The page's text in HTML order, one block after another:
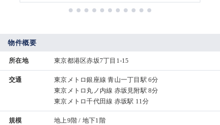
物件概要
所在地 東京都港区赤坂7丁目1-15
交通
東京メトロ銀座線 青山一丁目駅 6分
東京メトロ丸ノ内線 赤坂見附駅 8分
東京メトロ千代田線 赤坂駅 11分
規模 地上9階 / 地下1階